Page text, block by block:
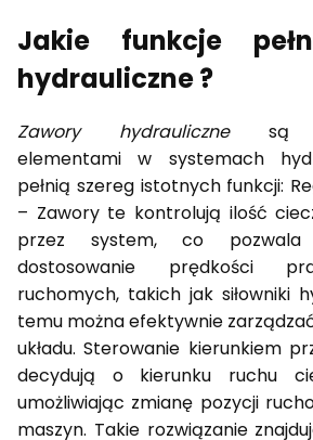
Jakie funkcje
hydrauliczne ?
Zawory hydraulicznesą
elementami w systemach
pełnią szereg istotnych funkcji:
– Zawory te kontrolują ilość
przez system, co
dostosowanie prędkości
ruchomych, takich jak siłowniki
temu można efektywnie
układu. Sterowanie kierunkiem
decydują o kierunku ruchu
umożliwiając zmianę pozycji
maszyn. Takie rozwiązanie